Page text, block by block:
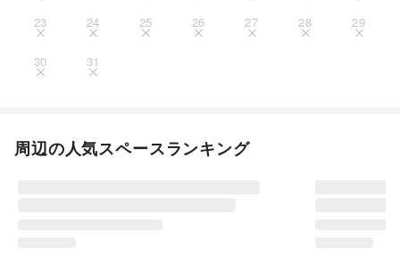
23 24 25 26 27 28 29
30 31
周辺の人気スペースランキング